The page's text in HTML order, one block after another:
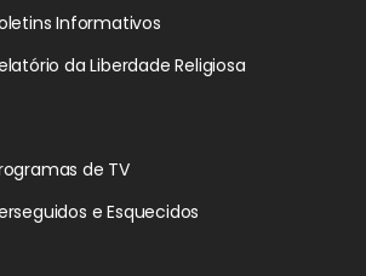
Informativos
da Liberdade Religiosa
de TV
e Esquecidos